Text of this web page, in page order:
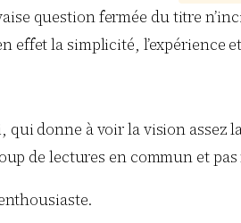
question fermée du titre
effet la simplicité, l’expérience
qui donne à voir la vision
de lectures en commun et